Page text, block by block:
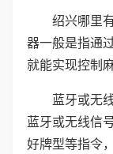
绍兴哪里
器一般是指通
就能实现控制
蓝牙或无
蓝牙或无线信
好牌型等指令